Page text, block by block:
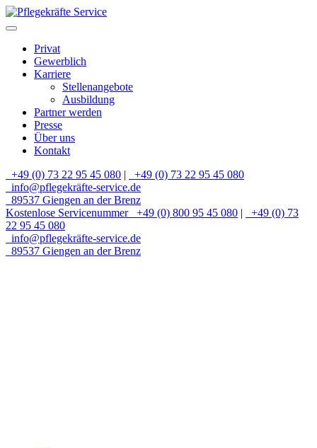
Privat
Gewerblich
Karriere
Stellenangebote
Ausbildung
Partner werden
Presse
Über uns
Kontakt
+49 (0) 73 22 95 45 080 |
+49 (0) 73 22 95 45 080
info@pflegekräfte-service.de
89537 Giengen an der Brenz
Kostenlose Servicenummer
+49 (0) 800 95 45 080 |
+49 (0) 73
22 95 45 080
info@pflegekräfte-service.de
89537 Giengen an der Brenz